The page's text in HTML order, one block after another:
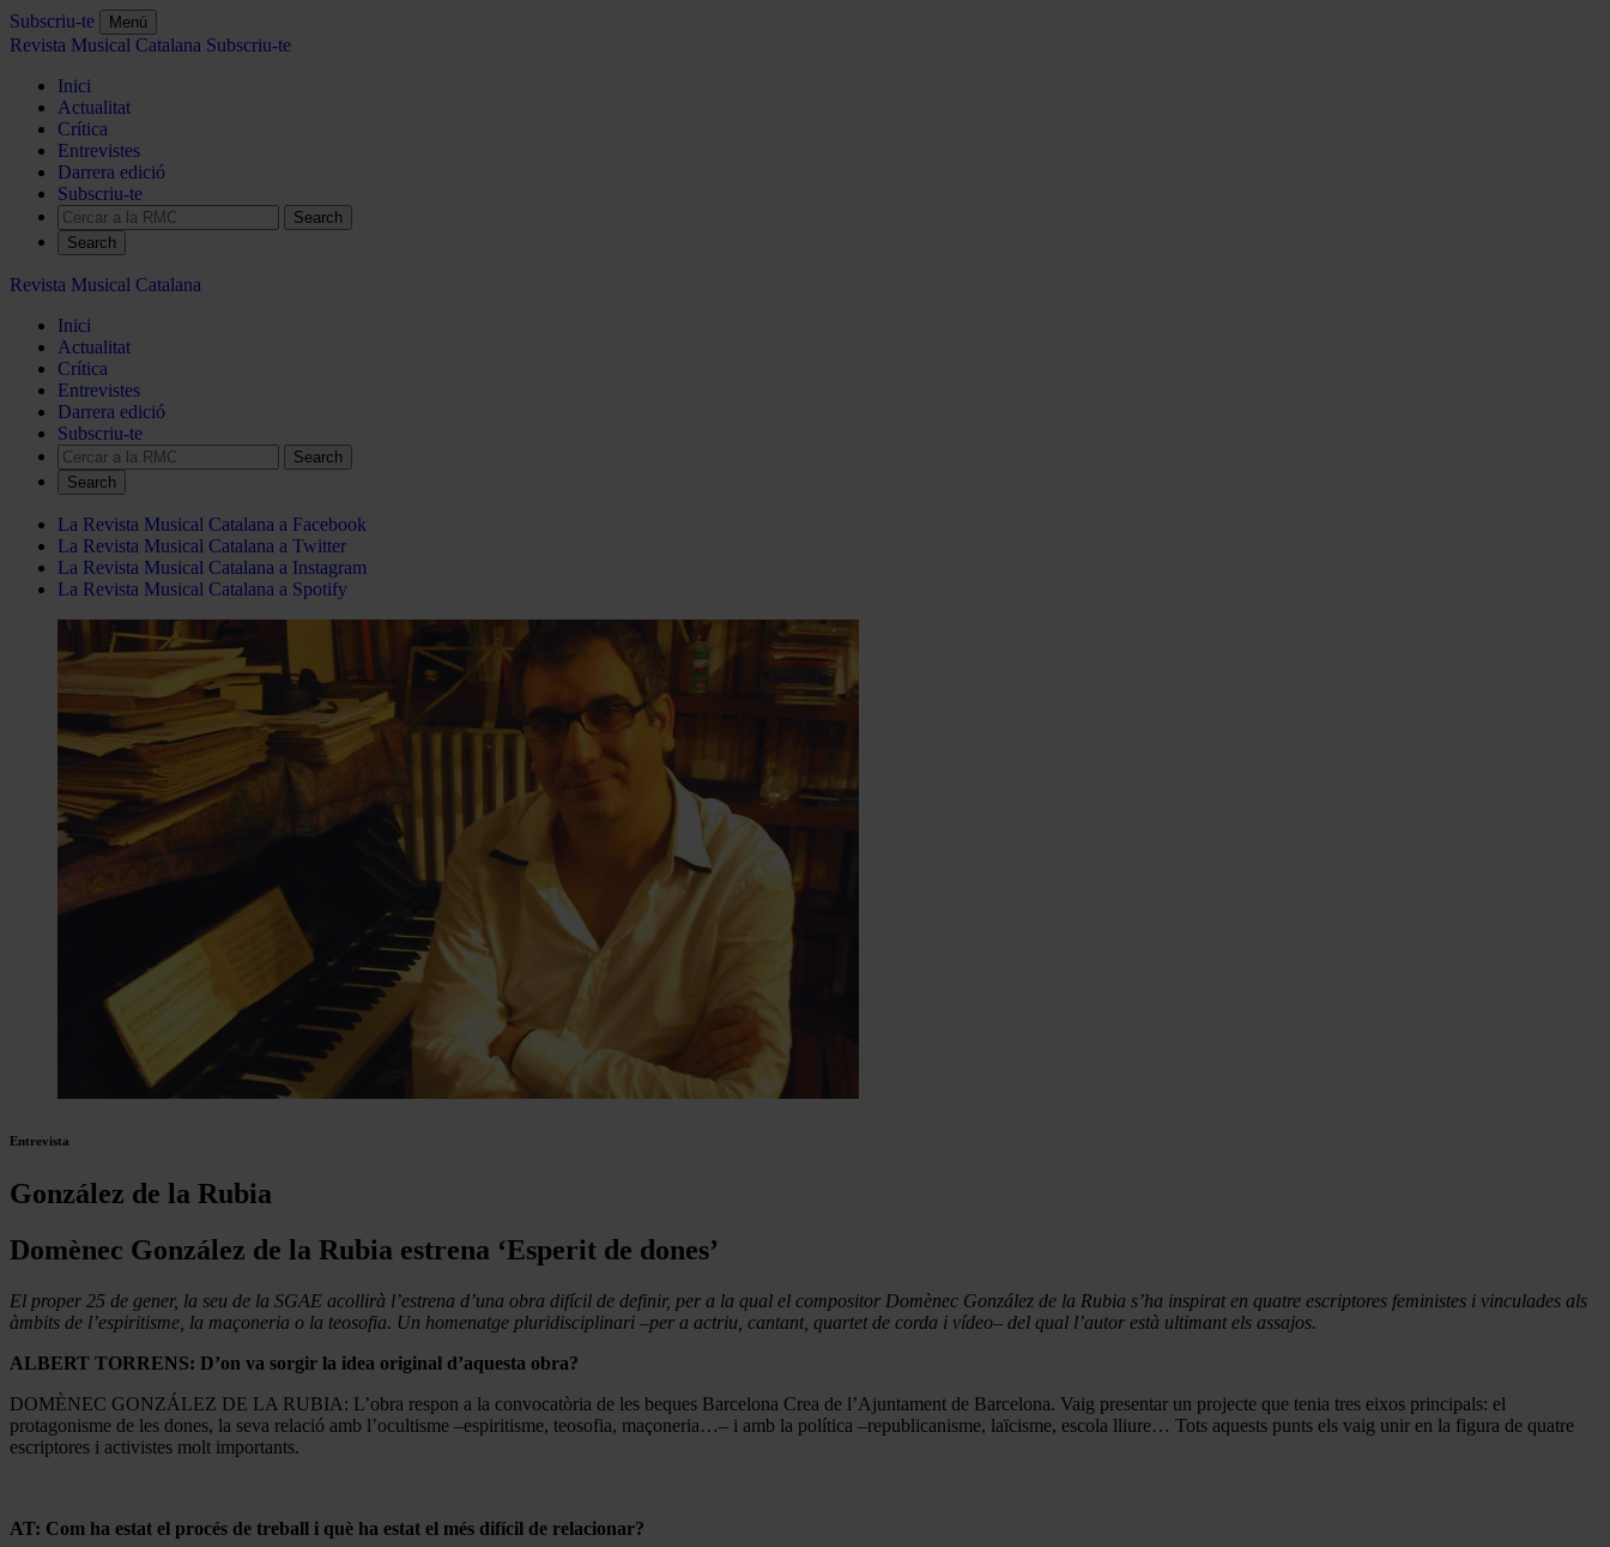
Subscriu-te Menú
Revista Musical Catalana Subscriu-te
Inici
Actualitat
Crítica
Entrevistes
Darrera edició
Subscriu-te
Search
Revista Musical Catalana
Inici
Actualitat
Crítica
Entrevistes
Darrera edició
Subscriu-te
Search
La Revista Musical Catalana a Facebook
La Revista Musical Catalana a Twitter
La Revista Musical Catalana a Instagram
La Revista Musical Catalana a Spotify
Entrevista
González de la Rubia
Domènec González de la Rubia estrena ‘Esperit de dones’
El proper 25 de gener, la seu de la SGAE acollirà l’estrena d’una obra difícil de definir, per a la qual el compositor Domènec González de la Rubia s’ha inspirat en quatre escriptores feministes i vinculades als
àmbits de l’espiritisme, la maçoneria o la teosofia. Un homenatge pluridisciplinari –per a actriu, cantant, quartet de corda i vídeo– del qual l’autor està ultimant els assajos.
ALBERT TORRENS: D’on va sorgir la idea original d’aquesta obra?
DOMÈNEC GONZÁLEZ DE LA RUBIA: L’obra respon a la convocatòria de les beques Barcelona Crea de l’Ajuntament de Barcelona. Vaig presentar un projecte que tenia tres eixos principals: el
protagonisme de les dones, la seva relació amb l’ocultisme –espiritisme, teosofia, maçoneria…– i amb la política –republicanisme, laïcisme, escola lliure… Tots aquests punts els vaig unir en la figura de quatre
escriptores i activistes molt importants.
AT: Com ha estat el procés de treball i què ha estat el més difícil de relacionar?